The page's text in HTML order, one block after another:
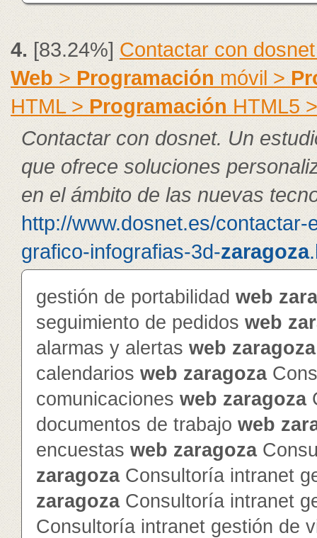
4. [83.24%] Contactar con
Web>Programaciónmóvil >
HTML > ProgramaciónHTML5
Contactar con dosnet. Un
que ofrece soluciones
en el ámbito de las nuevas
http://www.dosnet.es/contactar-
grafico-infografias-3d-zaragoza
gestión de portabilidad web
seguimiento de pedidos web
alarmas y alertas web zaragoza
calendarios web zaragoza
comunicaciones web zaragoza
documentos de trabajo web
encuestas web zaragoza
zaragozaConsultoría intranet
zaragozaConsultoría intranet
Consultoría intranet gestión de